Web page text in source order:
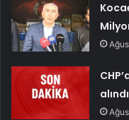
alındı